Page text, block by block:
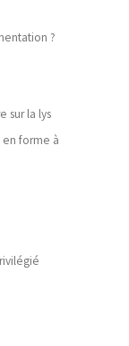
?
sur la lys
forme à